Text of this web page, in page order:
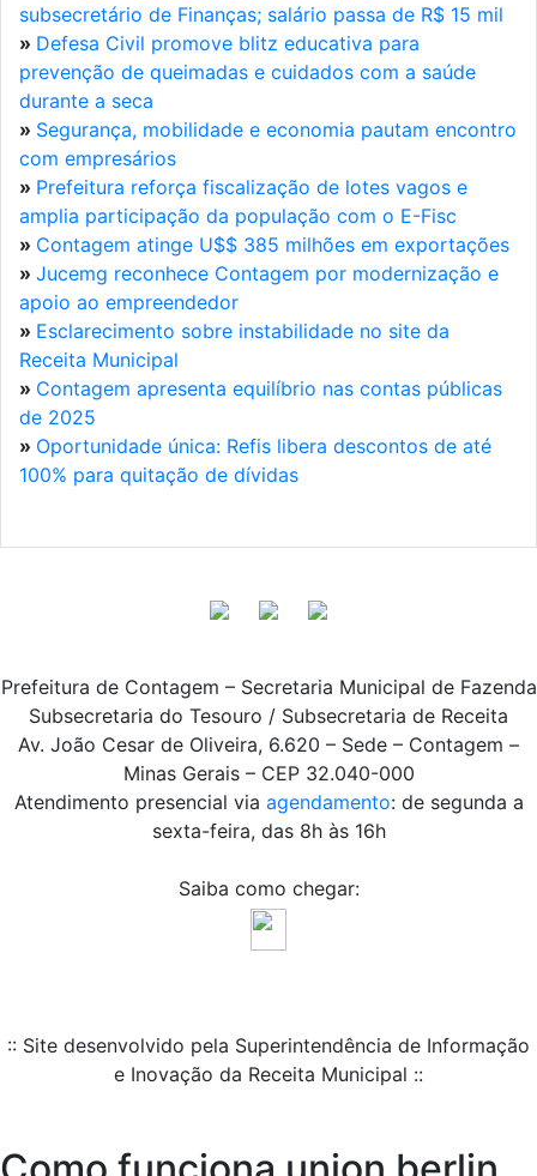
subsecretário de Finanças; salário passa de R$ 15 mil
» Defesa Civil promove blitz educativa para
prevenção de queimadas e cuidados com a saúde
durante a seca
» Segurança, mobilidade e economia pautam encontro
com empresários
» Prefeitura reforça fiscalização de lotes vagos e
amplia participação da população com o E-Fisc
» Contagem atinge U$$ 385 milhões em exportações
» Jucemg reconhece Contagem por modernização e
apoio ao empreendedor
» Esclarecimento sobre instabilidade no site da
Receita Municipal
» Contagem apresenta equilíbrio nas contas públicas
de 2025
» Oportunidade única: Refis libera descontos de até
100% para quitação de dívidas
Prefeitura de Contagem – Secretaria Municipal de Fazenda
Subsecretaria do Tesouro / Subsecretaria de Receita
Av. João Cesar de Oliveira, 6.620 – Sede – Contagem –
Minas Gerais – CEP 32.040-000
Atendimento presencial via agendamento: de segunda a
sexta-feira, das 8h às 16h
Saiba como chegar:
:: Site desenvolvido pela Superintendência de Informação
e Inovação da Receita Municipal ::